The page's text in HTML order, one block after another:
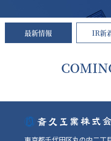
最新情報 IR新